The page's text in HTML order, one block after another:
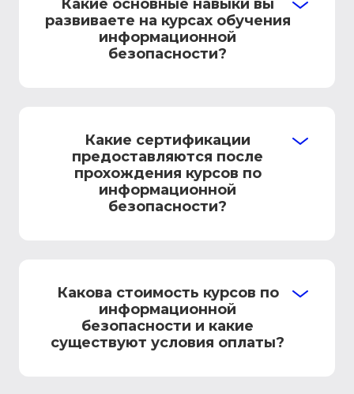
Какие основные навыки вы
развиваете на курсах обучения
информационной
безопасности?
Какие сертификации
предоставляются после
прохождения курсов по
информационной
безопасности?
Какова стоимость курсов по
информационной
безопасности и какие
существуют условия оплаты?